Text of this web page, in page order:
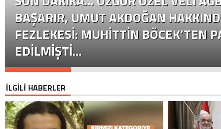
BAŞARIR, UMUT AKDOĞAN
FEZLEKESI: MUHITTIN BÖCEK’TEN
EDILMIŞTI…
İLGİLİ HABERLER